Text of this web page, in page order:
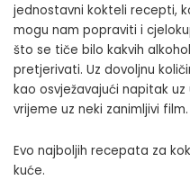
jednostavni kokteli recepti,
mogu nam popraviti i
što se tiče bilo kakvih
pretjerivati. Uz dovoljnu
kao osvježavajući napitak
vrijeme uz neki zanimljivi film.
Evo najboljih recepata za
kuće.